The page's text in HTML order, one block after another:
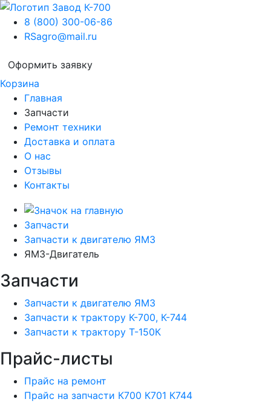
8 (800) 300-06-86
RSagro@mail.ru
Оформить заявку
Корзина
Главная
Запчасти
Ремонт техники
Доставка и оплата
О нас
Отзывы
Контакты
Запчасти
Запчасти к двигателю ЯМЗ
ЯМЗ-Двигатель
Запчасти
Запчасти к двигателю ЯМЗ
Запчасти к трактору К-700, К-744
Запчасти к трактору Т-150К
Прайс-листы
Прайс на ремонт
Прайс на запчасти К700 К701 К744